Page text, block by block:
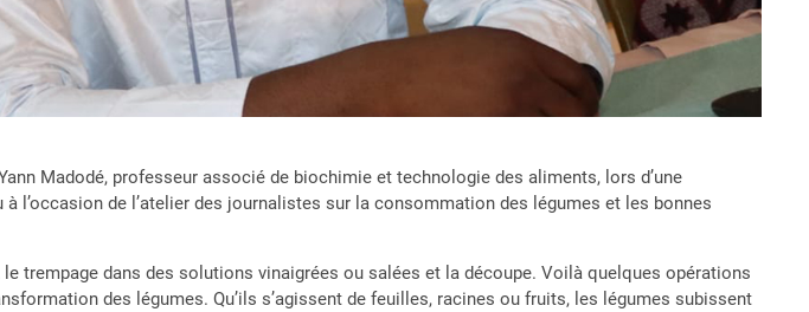
Madodé, professeur associé de biochimie et technologie des aliments, lors d’une
l’occasion de l’atelier des journalistes sur la consommation des légumes et les bonnes
le trempage dans des solutions vinaigrées ou salées et la découpe. Voilà quelques opérations
des légumes. Qu’ils s’agissent de feuilles, racines ou fruits, les légumes subissent